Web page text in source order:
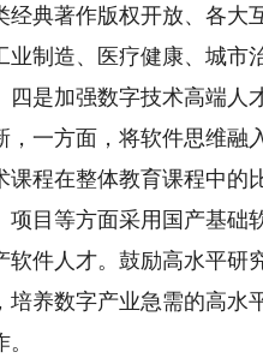
经典著作版权开放、各大
业制造、医疗健康、城市
加强数字技术高端人才
，一方面，将软件思维融
课程在整体教育课程中的
项目等方面采用国产基础
软件人才。鼓励高水平研
培养数字产业急需的高水